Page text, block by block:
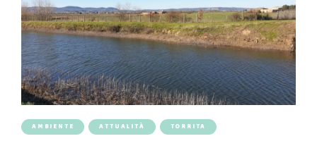
AMBIENTE ATTUALITÀ TORRITA